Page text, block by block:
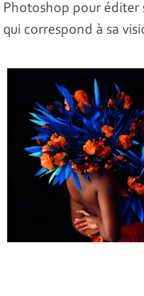
Photoshop pour éditer
qui correspond à sa